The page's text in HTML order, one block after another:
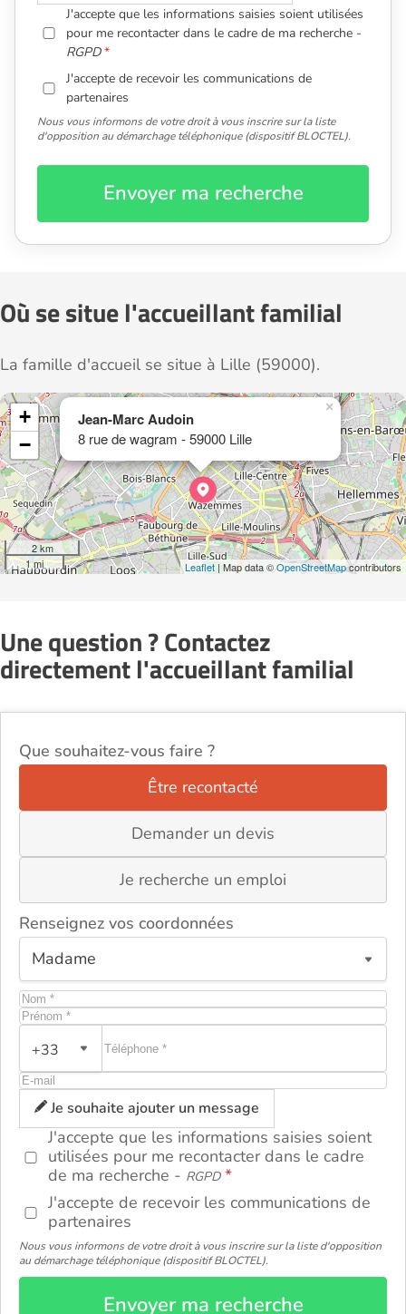
J'accepte que les informations saisies soient utilisées
pour me recontacter dans le cadre de ma recherche -
RGPD
J'accepte de recevoir les communications de
partenaires
Nous vous informons de votre droit à vous inscrire sur la liste
d'opposition au démarchage téléphonique (dispositif BLOCTEL).
Envoyer ma recherche
Où se situe l'accueillant familial
La famille d'accueil se situe à Lille (59000).
Jean-Marc Audoin
8 rue de wagram - 59000 Lille
×
+
−
2 km
1 mi
Leaflet | Map data ©OpenStreetMapcontributors
Une question ? Contactez
directement l'accueillant familial
Que souhaitez-vous faire ?
Être recontacté
Demander un devis
Je recherche un emploi
Renseignez vos coordonnées
+33
Je souhaite ajouter un message
J'accepte que les informations saisies soient
utilisées pour me recontacter dans le cadre
de ma recherche - RGPD
J'accepte de recevoir les communications de
partenaires
Nous vous informons de votre droit à vous inscrire sur la liste d'opposition
au démarchage téléphonique (dispositif BLOCTEL).
Envoyer ma recherche
ou